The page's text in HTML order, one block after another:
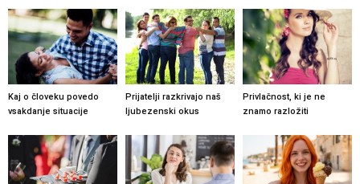
Kaj o človeku povedo
vsakdanje situacije
Prijatelji razkrivajo naš
ljubezenski okus
Privlačnost, ki je ne
znamo razložiti